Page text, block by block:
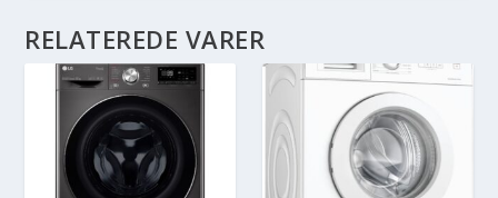
RELATEREDE VARER